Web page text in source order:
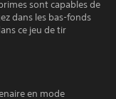
sont capables de
dans les bas-fonds
ce jeu de tir
en mode